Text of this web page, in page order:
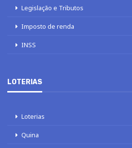
Legislação e Tributos
Imposto de renda
INSS
LOTERIAS
Loterias
Quina